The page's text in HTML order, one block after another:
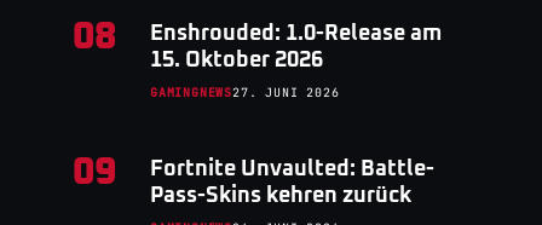
08
Enshrouded: 1.0-Release am
15. Oktober 2026
GAMINGNEWS27. JUNI 2026
09
Fortnite Unvaulted: Battle-
Pass-Skins kehren zurück